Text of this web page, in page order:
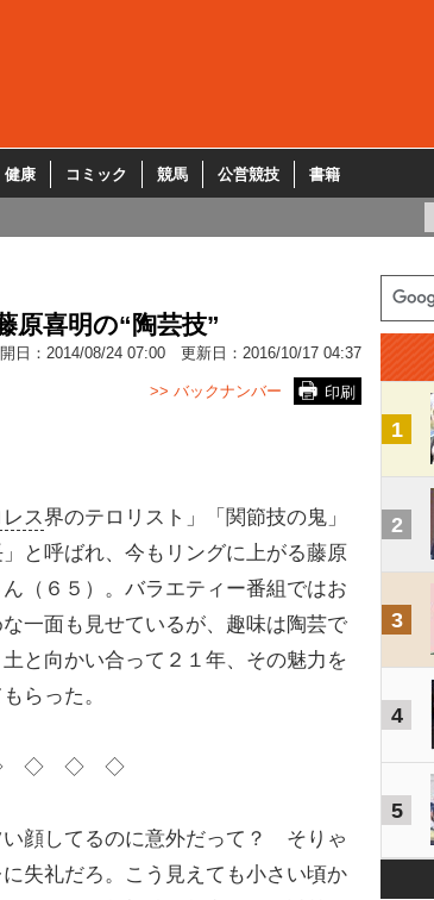
健康 コミック 競馬 公営競技 書籍
原喜明の“陶芸技”
日： 2014/08/24 07:00 更新日： 2016/10/17 04:37
印刷
>> バックナンバー
ス界のテロリスト」「関節技の鬼」
」と呼ばれ、今もリングに上がる藤原
（６５）。バラエティー番組ではお
一面も見せているが、趣味は陶芸で
と向かい合って２１年、その魅力を
らった。
◇ ◇ ◇
顔してるのに意外だって？ そりゃ
失礼だろ。こう見えても小さい頃か
1
2
3
4
5